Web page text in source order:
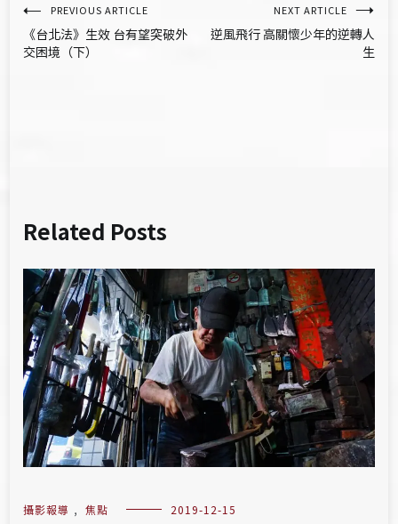
文
章
PREVIOUS ARTICLE
《台北法》生效 台有望突破外
交困境（下）
NEXT ARTICLE
逆風飛行 高關懷少年的逆轉人
生
Related Posts
攝影報導 , 焦點 2019-12-15